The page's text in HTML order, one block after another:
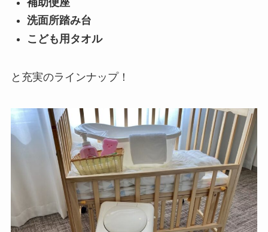
洗面所踏み台
こども用タオル
と充実のラインナップ！